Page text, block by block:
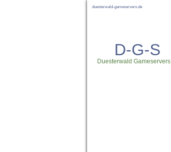
duesterwald-gameservers.de
D-G-S
Duesterwald Gameservers